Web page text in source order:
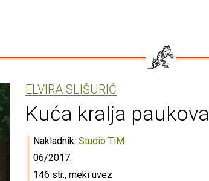
ELVIRA SLIŠURIĆ
Kuća kralja paukova
Nakladnik: Studio TiM
06/2017.
146 str., meki uvez